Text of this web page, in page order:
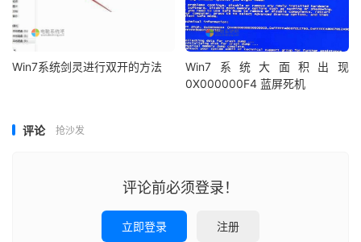
Win7系统剑灵进行双开的方法
Win7系统大面积出现
0X000000F4 蓝屏死机
评论 抢沙发
评论前必须登录！
立即登录 注册